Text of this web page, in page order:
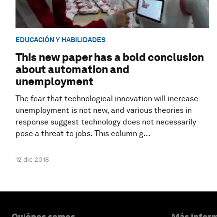
EDUCACIÓN Y HABILIDADES
This new paper has a bold conclusion
about automation and
unemployment
The fear that technological innovation will increase
unemployment is not new, and various theories in
response suggest technology does not necessarily
pose a threat to jobs. This column g...
12 dic 2018